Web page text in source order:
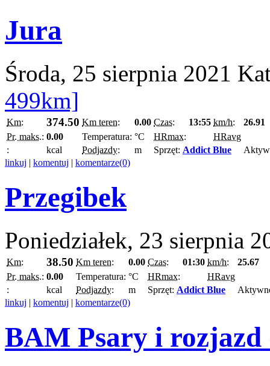
Jura
Środa, 25 sierpnia 2021
499km]
Km: 374.50 Km teren: 0.00 Czas: 13:55 km/h:
26.91
Pr. maks.: 0.00 Temperatura: °C HRmax:
HRavg
:
kcal Podjazdy: m Sprzęt: Addict Blue
linkuj | komentuj | komentarze(0)
Przegibek
Poniedziałek, 23 sierpnia
Km: 38.50 Km teren: 0.00 Czas: 01:30 km/h:
25.67
Pr. maks.: 0.00 Temperatura: °C HRmax:
HRavg
:
kcal Podjazdy: m Sprzęt: Addict Blue
linkuj | komentuj | komentarze(0)
BAM Psary i rozjazd